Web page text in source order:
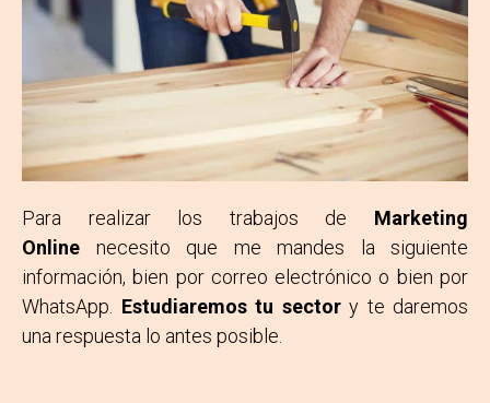
Para realizar los trabajos de Marketing
Online necesito que me mandes la siguiente
información, bien por correo electrónico o bien por
WhatsApp. Estudiaremos tu sectory te daremos
una respuesta lo antes posible.